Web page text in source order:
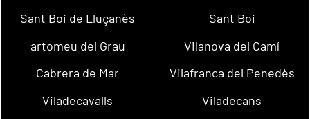
Sant Boi de Lluçanès
Sant Boi
artomeu del Grau
Vilanova del Camí
Cabrera de Mar
Vilafranca del Penedès
Viladecavalls
Viladecans